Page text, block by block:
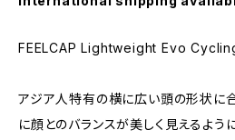
FEELCAP Lightweight Evo
アジア人特有の横に広い頭の形状に
に顔とのバランスが美しく見えるよう